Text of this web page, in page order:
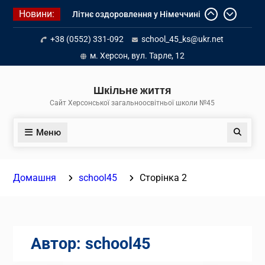
Перейти
Новини:
Літнє оздоровлення у Німеччині
Діалог з бізнесом
Інформація про вступ молоді з
тимчасово окупованих територій
до українських закладів освіти
+38 (0552) 331-092
school_45_ks@ukr.net
м. Херсон, вул. Тарле, 12
Шкільне життя
Сайт Херсонської загальноосвітньої школи №45
Меню Пошук
Домашня school45 Сторінка 2
Автор: school45